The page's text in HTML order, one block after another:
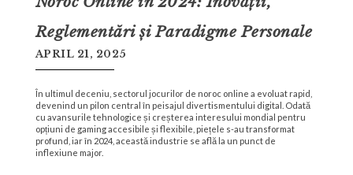
Reglementări și Paradigme Personale
APRIL 21, 2025
În ultimul deceniu, sectorul jocurilor de noroc online a evoluat rapid,
devenind un pilon central în peisajul divertismentului digital. Odată
cu avansurile tehnologice și creșterea interesului mondial pentru
opțiuni de gaming accesibile și flexibile, piețele s-au transformat
profund, iar în 2024, această industrie se află la un punct de
inflexiune major.